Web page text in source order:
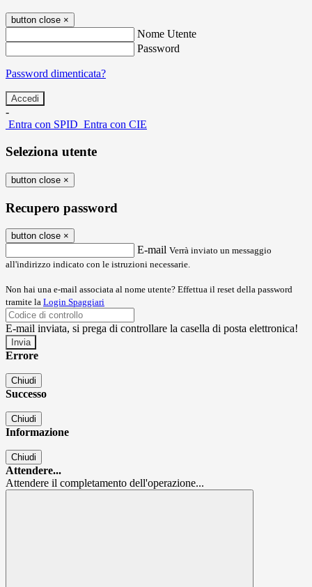
button close ×
Nome Utente
Password
Password dimenticata?
-
Entra con SPID Entra con CIE
Seleziona utente
button close ×
Recupero password
button close ×
E-mail Verrà inviato un messaggio
all'indirizzo indicato con le istruzioni necessarie.
Non hai una e-mail associata al nome utente? Effettua il reset della password
tramite la Login Spaggiari
E-mail inviata, si prega di controllare la casella di posta elettronica!
Errore
Chiudi
Successo
Chiudi
Informazione
Chiudi
Attendere...
Attendere il completamento dell'operazione...